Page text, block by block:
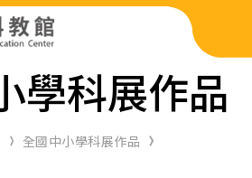
學科展作品
全國中小學科展作品